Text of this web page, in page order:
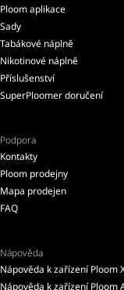
Ploom aplikace
Sady
Tabákové náplně
Nikotinové náplně
Příslušenství
SuperPloomer doručení
Podpora
Kontakty
Ploom prodejny
Mapa prodejen
FAQ
Nápověda
Nápověda k zařízení Ploom
Nápověda k zařízení Ploom